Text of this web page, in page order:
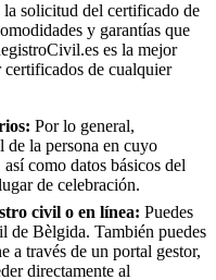
la solicitud del certificado de
y garantías que
es la mejor
certificados de cualquier
Por lo general,
de la persona en cuyo
como datos básicos del
de celebración.
civil o en línea: Puedes
de Bèlgida. También puedes
a través de un portal gestor,
directamente al